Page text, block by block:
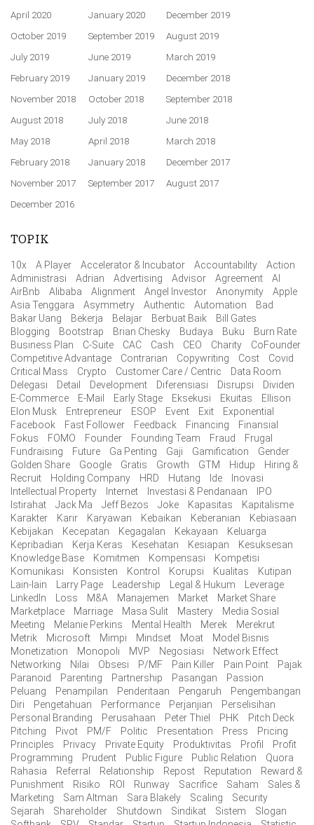
April 2020
January 2020
December 2019
October 2019
September 2019
August 2019
July 2019
June 2019
March 2019
February 2019
January 2019
December 2018
November 2018
October 2018
September 2018
August 2018
July 2018
June 2018
May 2018
April 2018
March 2018
February 2018
January 2018
December 2017
November 2017
September 2017
August 2017
December 2016
TOPIK
10x A Player Accelerator & Incubator Accountability
Action
Administrasi
Adrian Advertising Advisor Agreement
AI
AirBnb
Alibaba Alignment Angel Investor Anonymity
Apple
Asia Tenggara
Asymmetry Authentic Automation
Bad
Bakar Uang
Bekerja Belajar Berbuat Baik
Bill Gates
Blogging
Bootstrap Brian Chesky Budaya Buku
Burn Rate
Business Plan
C-Suite CAC Cash CEO Charity
CoFounder
Competitive Advantage
Contrarian Copywriting Cost
Covid
Critical Mass
Crypto Customer Care / Centric
Data Room
Delegasi
Detail Development Diferensiasi Disrupsi
Dividen
E-Commerce
E-Mail Early Stage Eksekusi Ekuitas
Ellison
Elon Musk
Entrepreneur ESOP Event Exit
Exponential
Facebook
Fast Follower Feedback Financing
Finansial
Fokus
FOMO Founder Founding Team Fraud
Frugal
Fundraising
Future Ga Penting Gaji Gamification
Gender
Golden Share
Google Gratis Growth GTM Hidup
Hiring &
Recruit
Holding Company HRD Hutang Ide
Inovasi
Intellectual Property
Internet Investasi & Pendanaan
IPO
Istirahat
Jack Ma Jeff Bezos Joke Kapasitas
Kapitalisme
Karakter
Karir Karyawan Kebaikan Keberanian
Kebiasaan
Kebijakan
Kecepatan Kegagalan Kekayaan
Keluarga
Kepribadian
Kerja Keras Kesehatan Kesiapan
Kesuksesan
Knowledge Base
Komitmen Kompensasi
Kompetisi
Komunikasi
Konsisten Kontrol Korupsi Kualitas
Kutipan
Lain-lain
Larry Page Leadership Legal & Hukum
Leverage
LinkedIn
Loss M&A Manajemen Market
Market Share
Marketplace
Marriage Masa Sulit Mastery
Media Sosial
Meeting
Melanie Perkins Mental Health Merek
Merekrut
Metrik
Microsoft Mimpi Mindset Moat
Model Bisnis
Monetization
Monopoli MVP Negosiasi
Network Effect
Networking
Nilai Obsesi P/MF Pain Killer Pain Point
Pajak
Paranoid
Parenting Partnership Pasangan
Passion
Peluang
Penampilan Penderitaan Pengaruh
Pengembangan
Diri
Pengetahuan Performance Perjanjian
Perselisihan
Personal Branding
Perusahaan Peter Thiel PHK
Pitch Deck
Pitching
Pivot PM/F Politic Presentation Press
Pricing
Principles
Privacy Private Equity Produktivitas Profil
Profit
Programming
Prudent Public Figure Public Relation
Quora
Rahasia
Referral Relationship Repost Reputation
Reward &
Punishment
Risiko ROI Runway Sacrifice Saham
Sales &
Marketing
Sam Altman Sara Blakely Scaling
Security
Sejarah
Shareholder Shutdown Sindikat Sistem
Slogan